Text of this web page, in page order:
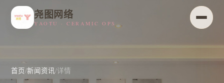
尧图网络
YAOTU · CERAMIC OPS
首页/新闻资讯/详情